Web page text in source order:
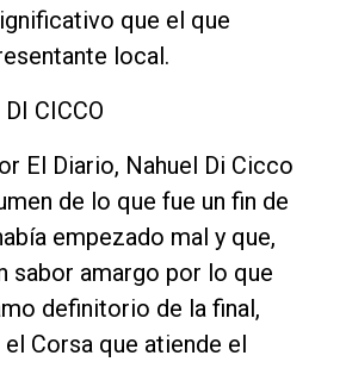
que el que
local.
CICCO
El Diario, Nahuel Di Cicco
de lo que fue un fin de
empezado mal y que,
sabor amargo por lo que
definitorio de la final,
Corsa que atiende el